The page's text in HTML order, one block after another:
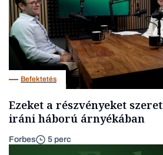
Befektetés
Ezeket a részvényeket
iráni háború árnyékában
Forbes 5 perc